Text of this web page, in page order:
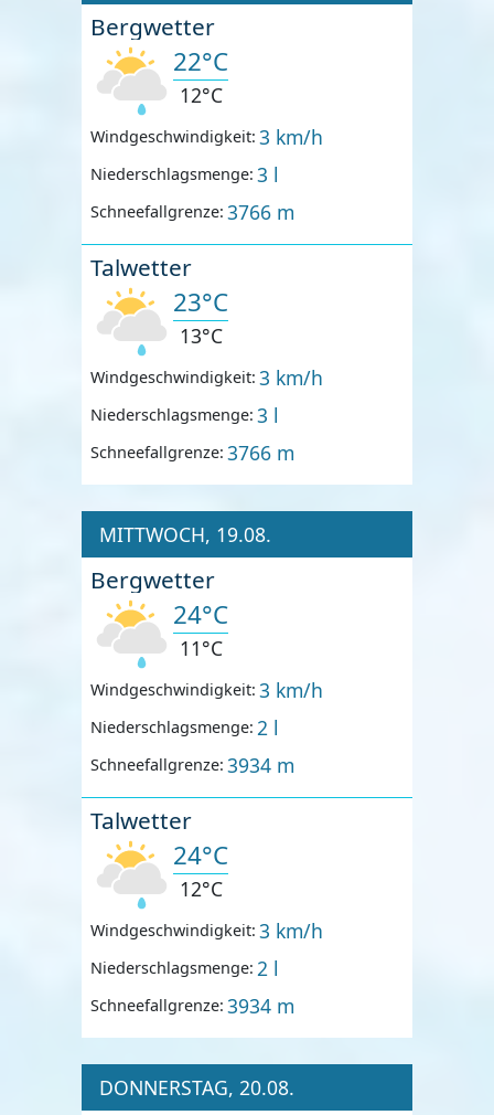
Bergwetter
22°C
12°C
Windgeschwindigkeit: 3 km/h
Niederschlagsmenge: 3 l
Schneefallgrenze: 3766 m
Talwetter
23°C
13°C
Windgeschwindigkeit: 3 km/h
Niederschlagsmenge: 3 l
Schneefallgrenze: 3766 m
MITTWOCH, 19.08.
Bergwetter
24°C
11°C
Windgeschwindigkeit: 3 km/h
Niederschlagsmenge: 2 l
Schneefallgrenze: 3934 m
Talwetter
24°C
12°C
Windgeschwindigkeit: 3 km/h
Niederschlagsmenge: 2 l
Schneefallgrenze: 3934 m
DONNERSTAG, 20.08.